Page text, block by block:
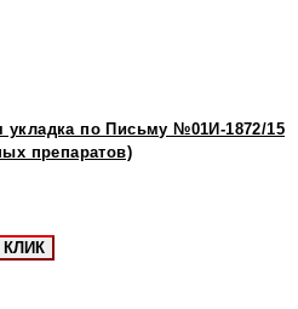
укладка по Письму №01И-1872/15
препаратов)